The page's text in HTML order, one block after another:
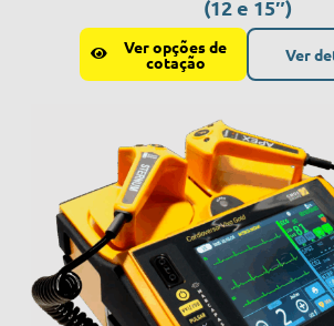
(12 e 15″)
Ver opções de
cotação Ver